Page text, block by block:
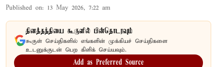
Published on: 13 May 2026, 7:22 am
தினத்தந்தியை கூகுளில் பின்தொடரவும்
கூகுள் செய்திகளில் எங்களின் முக்கியச் செய்திகளை
உடனுக்குடன் பெற கிளிக் செய்யவும்.
Add as Preferred Source